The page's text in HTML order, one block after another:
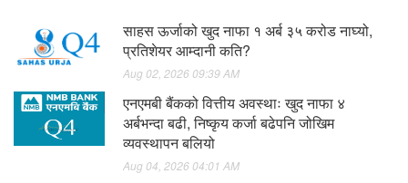
साहस ऊर्जाको खुद नाफा १ अर्ब ३५ करोड नाघ्यो,
प्रतिशेयर आम्दानी कति?
Aug 02, 2026 09:39 AM
एनएमबी बैंकको वित्तीय अवस्थाः खुद नाफा ४
अर्बभन्दा बढी, निष्कृय कर्जा बढेपनि जोखिम
व्यवस्थापन बलियो
Aug 04, 2026 04:01 AM